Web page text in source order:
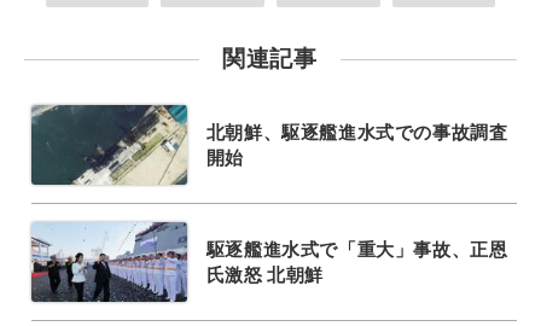
関連記事
北朝鮮、駆逐艦進水式での事故調査
開始
駆逐艦進水式で「重大」事故、正恩
氏激怒 北朝鮮